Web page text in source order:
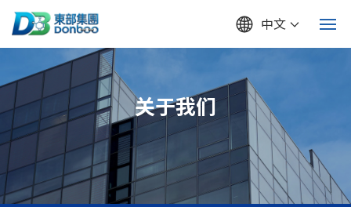
网站首页
关于我们
产品中心
新闻动态
中文
关于我们